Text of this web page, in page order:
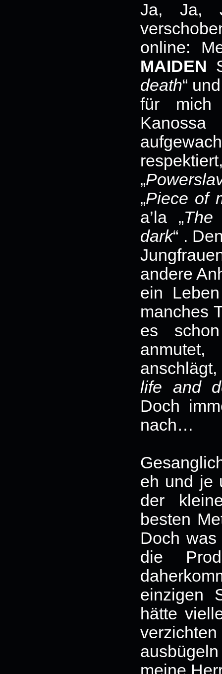
Ja, Ja,
online:
MAIDEN
death“
für mich
„
„Piece of
a’la „The
dark“ .
andere
ein
manches
es
life and
Doch
nach…
eh und je
der
besten
Doch
die
einzigen
hätte
meine